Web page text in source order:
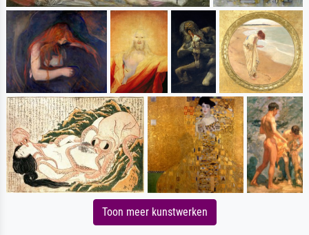
Toon meer kunstwerken